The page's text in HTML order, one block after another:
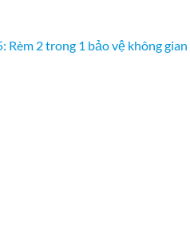
Rèm 2 trong 1 bảo vệ không